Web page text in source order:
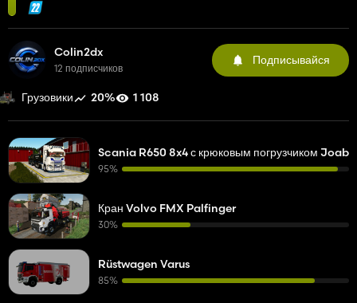
Colin2dx
12 подписчиков
Подписывайся
Грузовики 20% 1 108
Scania R650 8x4 с крюковым погрузчиком Joab
95%
Кран Volvo FMX Palfinger
30%
Rüstwagen Varus
85%